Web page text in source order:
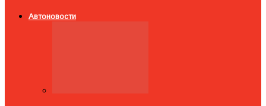
Автоновости